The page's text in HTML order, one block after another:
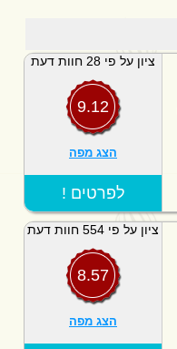
ציון על פי 28 חוות דעת
9.12
הצג מפה
! לפרטים
ציון על פי 554 חוות דעת
8.57
הצג מפה